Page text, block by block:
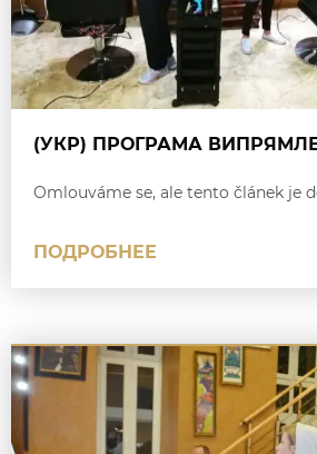
(УКР) ПРОГРАМА
Omlouváme se, ale tento článek je
ПОДРОБНЕЕ